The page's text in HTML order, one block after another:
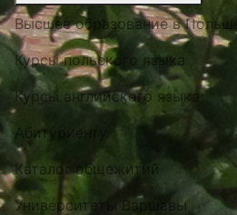
Высшее образование в Польше
Курсы польского языка
Курсы английского языка
Абитуриенту
Каталог общежитий
Университеты Варшавы